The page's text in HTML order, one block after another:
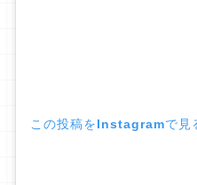
この投稿をInstagramで見